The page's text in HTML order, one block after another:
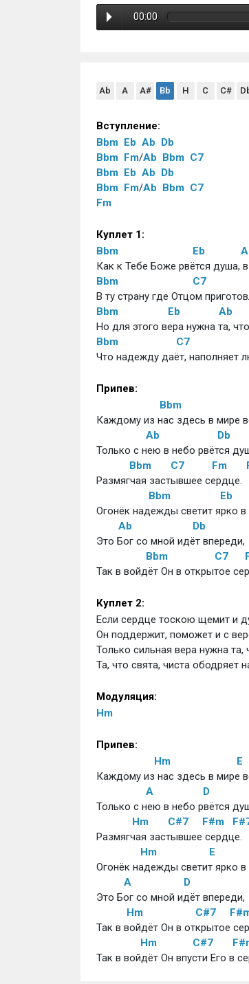
00:00
Ab A A# Bb H C C#
Вступление:
Bbm Eb Ab Db
Bbm Fm/Ab Bbm C7
Bbm Eb Ab Db
Bbm Fm/Ab Bbm C7
Fm
Куплет 1:
Bbm
Eb
Как к Тебе Боже рвётся душа,
Bbm
C7
В ту страну где Отцом
Bbm
Eb Ab
Но для этого вера нужна та,
Bbm
C7
Что надежду даёт, наполняет
Припев:
Bbm
Каждому из нас здесь в мире
Ab
Db
Только с нею в небо рвётся
Bbm
C7 Fm
Размягчая застывшее сердце.
Bbm
Eb
Огонёк надежды светит ярко в
Ab
Db
Это Бог со мной идёт впереди,
Bbm
C7
Так в войдёт Он в открытое
Куплет 2:
Если сердце тоскою щемит и
Он поддержит, поможет и с
Только сильная вера нужна та,
Та, что свята, чиста ободряет
Модуляция:
Hm
Припев:
Hm
E
Каждому из нас здесь в мире
A
D
Только с нею в небо рвётся
Hm
C#7 F#m
Размягчая застывшее сердце.
Hm
E
Огонёк надежды светит ярко в
A
D
Это Бог со мной идёт впереди,
Hm
C#7
Так в войдёт Он в открытое
Hm
C#7
Так в войдёт Он впусти Его в